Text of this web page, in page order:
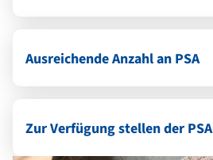
Ausreichende Anzahl an PSA
Zur Verfügung stellen der PSA